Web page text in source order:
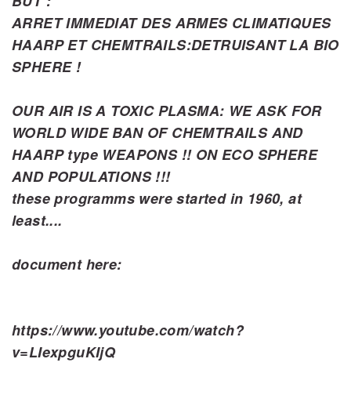
Stc L. signed more than a month ago
ARRET IMMEDIAT DES ARMES CLIMATIQUES
HAARP ET CHEMTRAILS:DETRUISANT LA BIO
SPHERE !
OUR AIR IS A TOXIC PLASMA: WE ASK FOR
WORLD WIDE BAN OF CHEMTRAILS AND
HAARP type WEAPONS !! ON ECO SPHERE
AND POPULATIONS !!!
these programms were started in 1960, at
least....
document here:
https://www.youtube.com/watch?
v=LIexpguKIjQ